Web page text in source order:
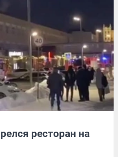
ресторан на